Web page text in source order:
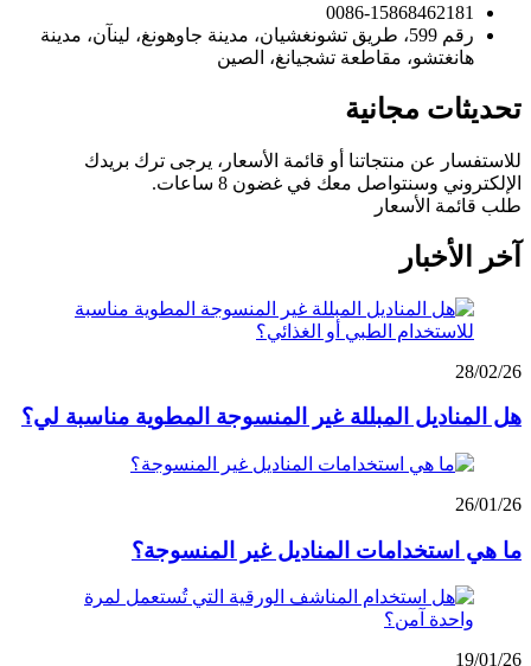
0086-15868462181
رقم 599، طريق تشونغشيان، مدينة جاوهونغ، لينآن، مدينة
هانغتشو، مقاطعة تشجيانغ، الصين
تحديثات مجانية
للاستفسار عن منتجاتنا أو قائمة الأسعار، يرجى ترك بريدك
الإلكتروني وسنتواصل معك في غضون 8 ساعات.
طلب قائمة الأسعار
آخر الأخبار
28/02/26
هل المناديل المبللة غير المنسوجة المطوية مناسبة لي؟
26/01/26
ما هي استخدامات المناديل غير المنسوجة؟
19/01/26